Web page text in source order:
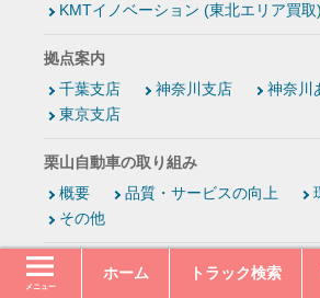
メニュー
ホーム トラック検索
KMTイノベーション (東北エリア買取)
拠点案内
千葉支店
神奈川支店
神奈川
東京支店
栗山自動車の取り組み
概要
品質・サービスの向上
その他
SDGsへの取り組み